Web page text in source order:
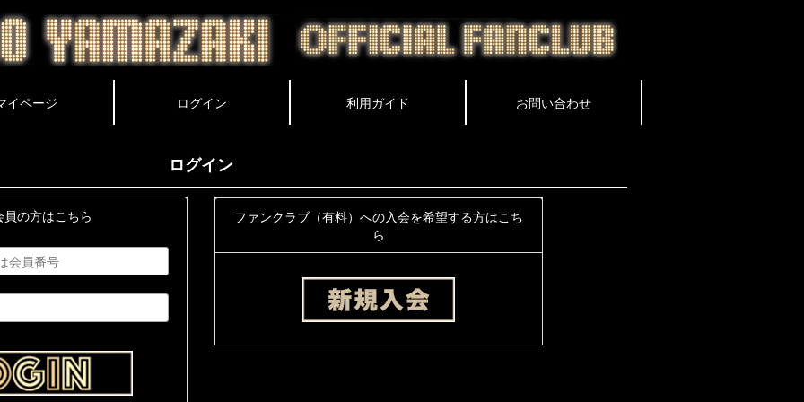
ログイン
の方はこちら
ファンクラブ（有料）への入会を希望する方はこち
ら